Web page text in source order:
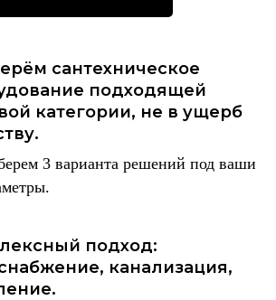
сантехническое
подходящей
категории, не в ущерб
3 варианта решений под ваши
подход:
канализация,